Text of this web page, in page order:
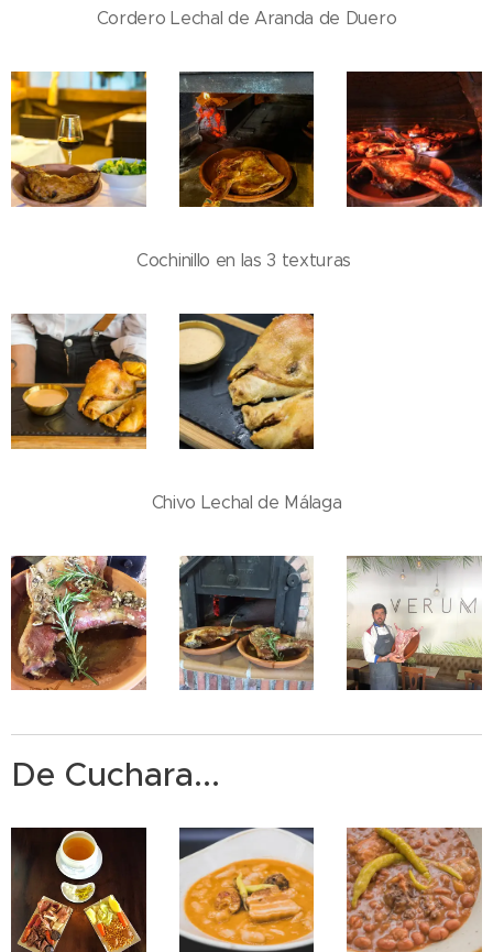
Cordero Lechal de Aranda de Duero
Cochinillo en las 3 texturas
Chivo Lechal de Málaga
De Cuchara...